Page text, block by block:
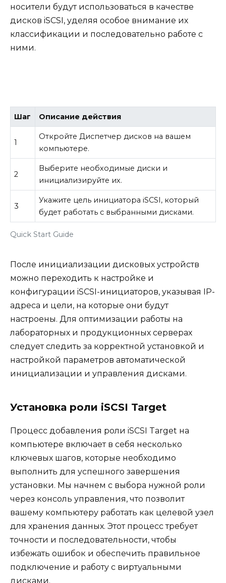
носители будут использоваться в качестве
дисков iSCSI, уделяя особое внимание их
классификации и последовательно работе с
ними.
Quick Start Guide
Шаг Описание действия
1
Откройте Диспетчер дисков на вашем
компьютере.
2
Выберите необходимые диски и
инициализируйте их.
3
Укажите цель инициатора iSCSI, который
будет работать с выбранными дисками.
После инициализации дисковых устройств
можно переходить к настройке и
конфигурации iSCSI-инициаторов, указывая IP-
адреса и цели, на которые они будут
настроены. Для оптимизации работы на
лабораторных и продукционных серверах
следует следить за корректной установкой и
настройкой параметров автоматической
инициализации и управления дисками.
Установка роли iSCSI Target
Процесс добавления роли iSCSI Target на
компьютере включает в себя несколько
ключевых шагов, которые необходимо
выполнить для успешного завершения
установки. Мы начнем с выбора нужной роли
через консоль управления, что позволит
вашему компьютеру работать как целевой узел
для хранения данных. Этот процесс требует
точности и последовательности, чтобы
избежать ошибок и обеспечить правильное
подключение и работу с виртуальными
дисками.